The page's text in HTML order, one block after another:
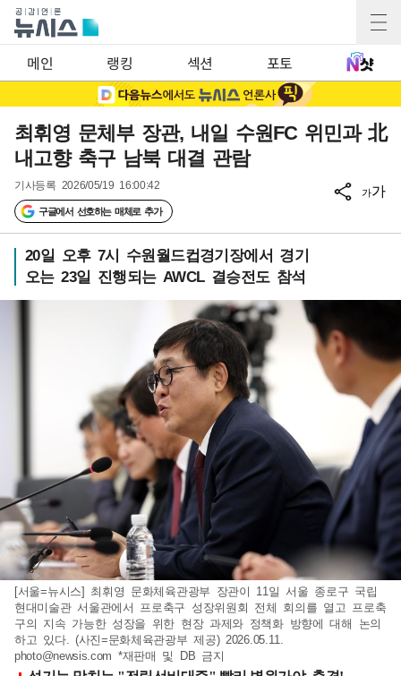
메인 랭킹 섹션 포토
최휘영 문체부 장관, 내일 수원FC 위민과 北
내고향 축구 남북 대결 관람
기사등록 2026/05/19 16:00:42
구글에서 선호하는 매체로 추가
가가
20일 오후 7시 수원월드컵경기장에서 경기
오는 23일 진행되는 AWCL 결승전도 참석
[서울=뉴시스] 최휘영 문화체육관광부 장관이 11일 서울 종로구 국립
현대미술관 서울관에서 프로축구 성장위원회 전체 회의를 열고 프로축
구의 지속 가능한 성장을 위한 현장 과제와 정책화 방향에 대해 논의
하고 있다. (사진=문화체육관광부 제공) 2026.05.11.
photo@newsis.com *재판매 및 DB 금지